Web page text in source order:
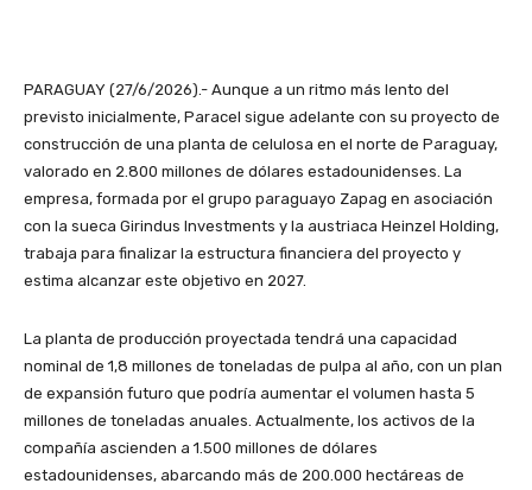
PARAGUAY (27/6/2026).- Aunque a un ritmo más lento del
previsto inicialmente, Paracel sigue adelante con su proyecto de
construcción de una planta de celulosa en el norte de Paraguay,
valorado en 2.800 millones de dólares estadounidenses. La
empresa, formada por el grupo paraguayo Zapag en asociación
con la sueca Girindus Investments y la austriaca Heinzel Holding,
trabaja para finalizar la estructura financiera del proyecto y
estima alcanzar este objetivo en 2027.
La planta de producción proyectada tendrá una capacidad
nominal de 1,8 millones de toneladas de pulpa al año, con un plan
de expansión futuro que podría aumentar el volumen hasta 5
millones de toneladas anuales. Actualmente, los activos de la
compañía ascienden a 1.500 millones de dólares
estadounidenses, abarcando más de 200.000 hectáreas de